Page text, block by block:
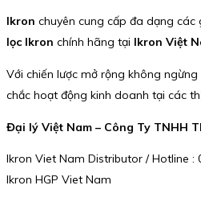
Ikron chuyên cung cấp đa dạng
lọc Ikron chính hãng tại Ikron Việt
Với chiến lược mở rộng không
chắc hoạt động kinh doanh tại các
Đại lý Việt Nam – Công Ty TNHH
Ikron Viet Nam Distributor / Hotline :
Ikron HGP Viet Nam